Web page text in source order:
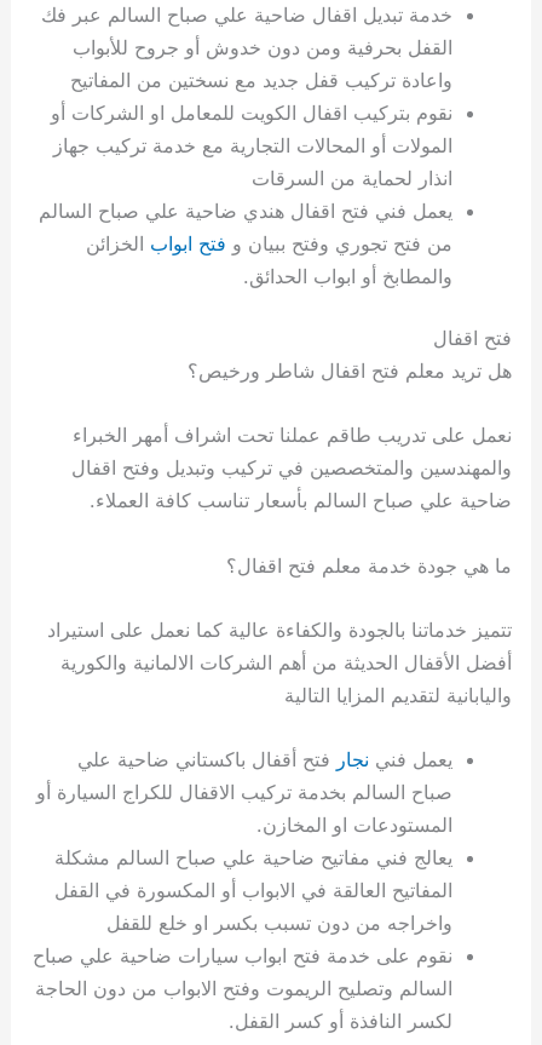
خدمة تبديل اقفال ضاحية علي صباح السالم عبر فك
القفل بحرفية ومن دون خدوش أو جروح للأبواب
واعادة تركيب قفل جديد مع نسختين من المفاتيح
نقوم بتركيب اقفال الكويت للمعامل او الشركات أو
المولات أو المحالات التجارية مع خدمة تركيب جهاز
انذار لحماية من السرقات
يعمل فني فتح اقفال هندي ضاحية علي صباح السالم
من فتح تجوري وفتح ببيان و فتح ابواب الخزائن
والمطابخ أو ابواب الحدائق.
فتح اقفال
هل تريد معلم فتح اقفال شاطر ورخيص؟
نعمل على تدريب طاقم عملنا تحت اشراف أمهر الخبراء
والمهندسين والمتخصصين في تركيب وتبديل وفتح اقفال
ضاحية علي صباح السالم بأسعار تناسب كافة العملاء.
ما هي جودة خدمة معلم فتح اقفال؟
تتميز خدماتنا بالجودة والكفاءة عالية كما نعمل على استيراد
أفضل الأقفال الحديثة من أهم الشركات الالمانية والكورية
واليابانية لتقديم المزايا التالية
يعمل فني نجار فتح أقفال باكستاني ضاحية علي
صباح السالم بخدمة تركيب الاقفال للكراج السيارة أو
المستودعات او المخازن.
يعالج فني مفاتيح ضاحية علي صباح السالم مشكلة
المفاتيح العالقة في الابواب أو المكسورة في القفل
واخراجه من دون تسبب بكسر او خلع للقفل
نقوم على خدمة فتح ابواب سيارات ضاحية علي صباح
السالم وتصليح الريموت وفتح الابواب من دون الحاجة
لكسر النافذة أو كسر القفل.